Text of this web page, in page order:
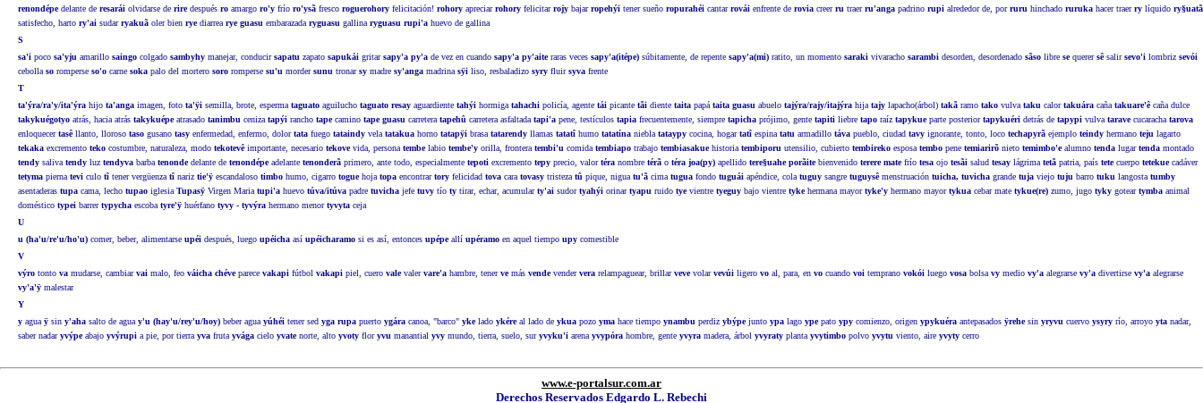
renondépedelante de resarái olvidarse de riredespués ro amargo ro'y frío ro'ysã fresco roguerohory felicitación! rohory apreciarrohory felicitarrojy bajarropehýi tener sueño ropurahéi cantarrovái enfrente de rovia creerru traerru'anga padrino rupi alrededor de, porruru hinchado ruruka hacer traerry líquido ry§uatã
satisfecho, harto ry'ai sudarryakuã oler bien ryediarrea rye guasu embarazada ryguasu gallina ryguasu rupi'a huevo de gallina
S
sa'i poco sa'yju amarillo saingo colgado sambyhy manejar, conducirsapatu zapato sapukái gritarsapy'a py'a de vez en cuando sapy'a py'aiteraras veces sapy'a(itépe) súbitamente, de repente sapy'a(mi) ratito, un momento saraki vivaracho sarambi desorden, desordenado sãso libre sequerersêsalirsevo'i lombriz sevói
cebolla so romperse so'o carne soka palo del mortero soro romperse su'u mordersunu tronarsy madre sy'anga madrina sÿi liso, resbaladizo syry fluirsyva frente
T
ta'ýra/ra'y/ita'ýra hijo ta'anga imagen, foto ta'ÿi semilla, brote, esperma taguato aguilucho taguato resay aguardiente tahýi hormiga tahachi policía, agente tái picante tãi diente taita papá taita guasu abuelo tajýra/rajy/itajýra hija tajy lapacho(árbol) takã ramo tako vulva taku calortakuára caña takuare'êcaña dulce
takykuégotyo atrás, hacia atrás takykuépeatrasado tanimbu ceniza tapýi rancho tapecamino tape guasu carretera tapehû carretera asfaltada tapi'a pene, testículos tapia frecuentemente, siempre tapicha prójimo, gente tapiti liebre tapo raíz tapykueparte posteriortapykuéri detrás de tapypi vulva taravecucaracha tarova
enloquecertasêllanto, lloroso taso gusano tasy enfermedad, enfermo, dolortata fuego tataindy vela tatakua horno tatapÿi brasa tatarendy llamas tatatî humo tatatína niebla tataypy cocina, hogartatî espina tatu armadillo táva pueblo, ciudad tavy ignorante, tonto, loco techapyrã ejemplo teindy hermano teju lagarto
tekaka excremento teko costumbre, naturaleza, modo tekotevêimportante, necesario tekovevida, persona tembelabio tembe'y orilla, frontera tembi'u comida tembiapo trabajo tembiasakuehistoria tembiporu utensilio, cubierto tembireko esposa tembo pene temiarirõ nieto temimbo'ealumno tenda lugartenda montado
tendy saliva tendy luz tendyva barba tenondedelante de tenondépeadelante tenonderã primero, ante todo, especialmente tepoti excremento tepy precio, valortéra nombre térã o téra joa(py) apellido tere§uahe porãitebienvenido terere matefrío tesa ojo tesãi salud tesay lágrima tetã patria, país tetecuerpo tetekuecadáver
tetyma pierna tevi culo tî tener vergüenza tî nariz tie'ÿ escandaloso timbo humo, cigarro toguehoja topa encontrartory felicidad tova cara tovasy tristeza tû pique, nigua tu'ã cima tugua fondo tuguái apéndice, cola tuguy sangre tuguysêmenstruación tuicha, tuvicha grande tuja viejo tuju barro tuku langosta tumby
asentaderas tupa cama, lecho tupao iglesia Tupasÿ Virgen Maria tupi'a huevo túva/itúva padre tuvicha jefe tuvy tío ty tirar, echar, acumularty'ai sudortyahýi orinartyapu ruido tyevientre tyeguy bajo vientre tykehermana mayortyke'y hermano mayortykua cebar mate tykue(re) zumo, jugo tyky goteartymba animal
doméstico typei barrertypycha escoba tyre'ÿ huérfano tyvy - tyvýra hermano menortyvyta ceja
U
u (ha'u/re'u/ho'u) comer, beber, alimentarse upéi después, luego upéicha así upéicharamo si es así, entonces upépeallí upéramo en aquel tiempo upy comestible
V
výro tonto va mudarse, cambiarvai malo, feo váicha chéveparece vakapi fútbol vakapi piel, cuero valevalervare'a hambre, tenervemás vendevendervera relampaguear, brillarvevevolarvevúi ligero vo al, para, en vo cuando voi temprano vokói luego vosa bolsa vy medio vy'a alegrarse vy'a divertirse vy'a alegrarse
vy'a'ÿ malestar
Y
y agua ÿ sin y'aha salto de agua y'u (hay'u/rey'u/hoy) beber agua yúhéi tener sed yga rupa puerto ygára canoa, "barco" ykelado ykéreal lado de ykua pozo yma hace tiempo ynambu perdiz ybýpejunto ypa lago ypepato ypy comienzo, origen ypykuéra antepasados ÿrehesin yryvu cuervo ysyry río, arroyo yta nadar,
saber nadaryvýpeabajo yvýrupi a pie, por tierra yva fruta yvága cielo yvatenorte, alto yvoty floryvu manantial yvy mundo, tierra, suelo, suryvyku'i arena yvypóra hombre, gente yvyra madera, árbol yvyraty planta yvytimbo polvo yvytu viento, aire yvyty cerro
www.e-portalsur.com.ar
Derechos Reservados Edgardo L. Rebechi